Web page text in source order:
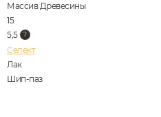
Массив Древесины
15
5,5
Селект
Лак
Шип-паз